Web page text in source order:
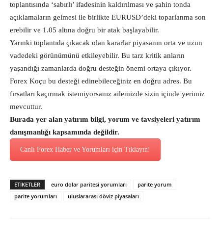
toplantısında ‘sabırlı’ ifadesinin kaldırılması ve şahin tonda
açıklamaların gelmesi ile birlikte EURUSD’deki toparlanma son
erebilir ve 1.05 altına doğru bir atak başlayabilir.
Yarınki toplantıda çıkacak olan kararlar piyasanın orta ve uzun
vadedeki görünümünü etkileyebilir. Bu tarz kritik anların
yaşandığı zamanlarda doğru desteğin önemi ortaya çıkıyor.
Forex Koçu bu desteği edinebileceğiniz en doğru adres. Bu
fırsatları kaçırmak istemiyorsanız ailemizde sizin içinde yerimiz
mevcuttur.
Burada yer alan yatırım bilgi, yorum ve tavsiyeleri yatırım
danışmanlığı kapsamında değildir.
Canlı Forex Haber ve Yorumları için Tıklayın!
ETİKETLER euro dolar paritesi yorumları
parite yorum
parite yorumları
uluslararası döviz piyasaları